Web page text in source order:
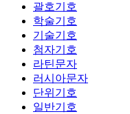
괄호기호
학술기호
기술기호
첨자기호
라틴문자
러시아문자
단위기호
일반기호